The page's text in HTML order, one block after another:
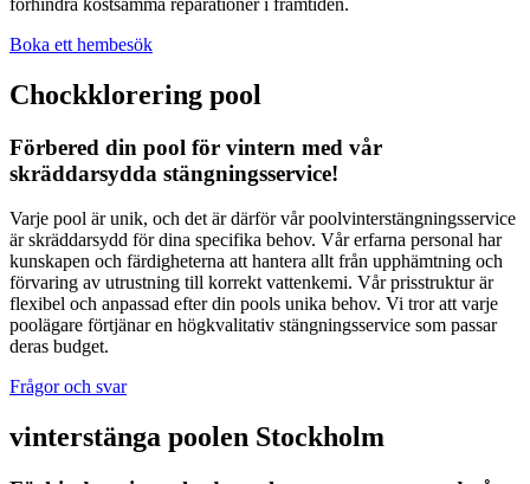
förhindra kostsamma reparationer i framtiden.
Boka ett hembesök
Chockklorering pool
Förbered din pool för vintern med vår
skräddarsydda stängningsservice!
Varje pool är unik, och det är därför vår poolvinterstängningsservice
är skräddarsydd för dina specifika behov. Vår erfarna personal har
kunskapen och färdigheterna att hantera allt från upphämtning och
förvaring av utrustning till korrekt vattenkemi. Vår prisstruktur är
flexibel och anpassad efter din pools unika behov. Vi tror att varje
poolägare förtjänar en högkvalitativ stängningsservice som passar
deras budget.
Frågor och svar
vinterstänga poolen Stockholm